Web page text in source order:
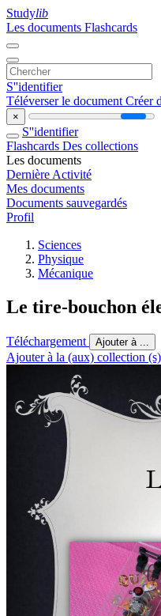
Studylib
Les documents Flashcards
S''identifier
Téléverser le document Créer
×
S''identifier
Flashcards Des collections
Les documents
Dernière Activité
Mes documents
Documents sauvegardés
Profil
Sciences
Physique
Mécanique
Le tire-bouchon
Téléchargement Ajouter à ...
Ajouter à la (aux) collection (s)